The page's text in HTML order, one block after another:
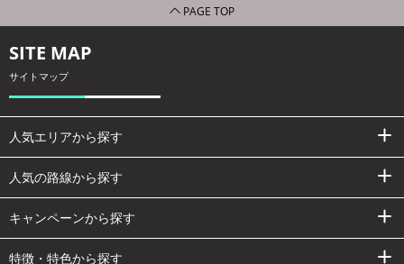
PAGE TOP
SITE MAP
サイトマップ
人気エリアから探す
人気の路線から探す
キャンペーンから探す
特徴・特色から探す